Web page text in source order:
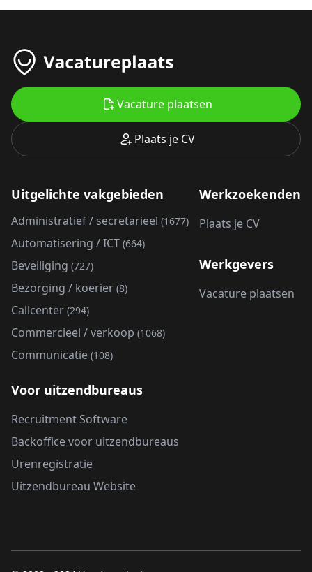
Plaats je CV
Vacature plaatsen
Uitgelichte vakgebieden
Administratief / secretarieel (1677)
Automatisering / ICT (664)
Beveiliging (727)
Bezorging / koerier (8)
Callcenter (294)
Commercieel / verkoop (1068)
Communicatie (108)
Werkzoekenden
Plaats je CV
Werkgevers
Vacature plaatsen
Voor uitzendbureaus
Recruitment Software
Backoffice voor uitzendbureaus
Urenregistratie
Uitzendbureau Website